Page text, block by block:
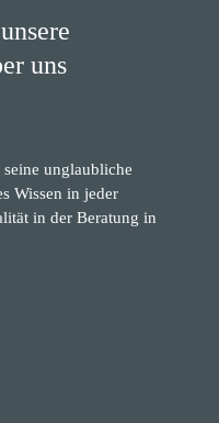
uns
unglaubliche
Wissen in jeder
in der Beratung in